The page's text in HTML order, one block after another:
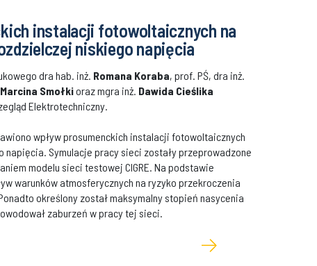
instalacji fotowoltaicznych na
niskiego napięcia
dra hab. inż. Romana Koraba, prof. PŚ, dra inż.
Marcina Smołkioraz mgra inż. Dawida Cieślika
Elektrotechniczny.
wpływ prosumenckich instalacji fotowoltaicznych
Symulacje pracy sieci zostały przeprowadzone
modelu sieci testowej CIGRE. Na podstawie
warunków atmosferycznych na ryzyko przekroczenia
określony został maksymalny stopień nasycenia
zaburzeń w pracy tej sieci.